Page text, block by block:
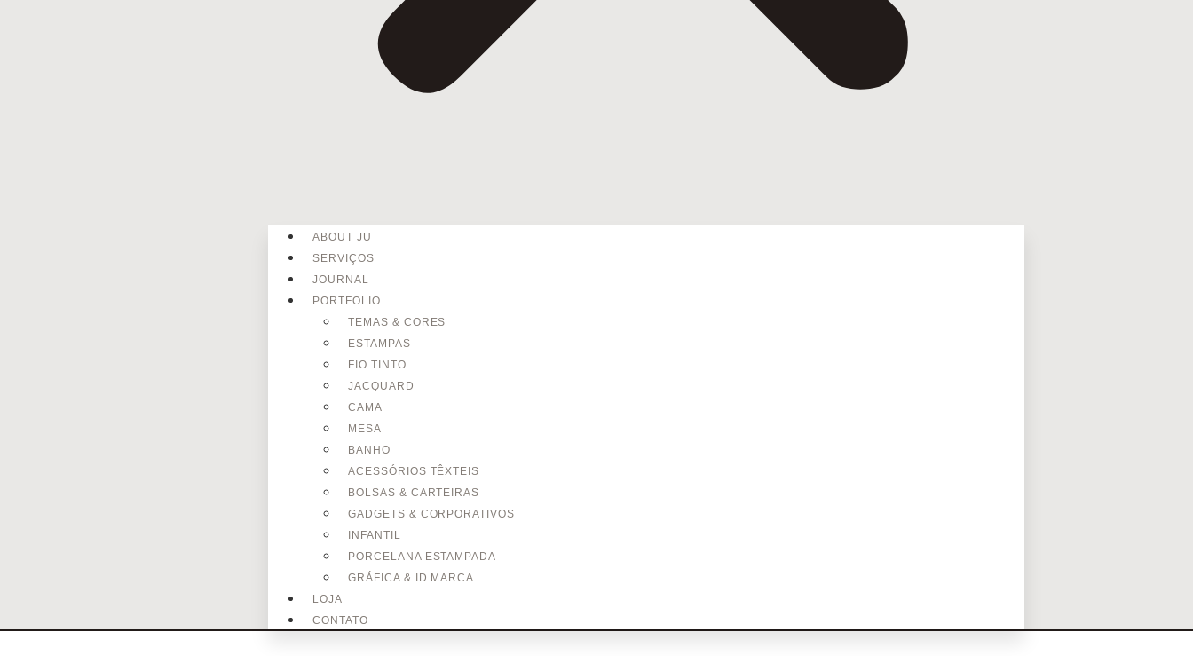
ABOUT JU
SERVIÇOS
JOURNAL
PORTFOLIO
TEMAS & CORES
ESTAMPAS
FIO TINTO
JACQUARD
CAMA
MESA
BANHO
ACESSÓRIOS TÊXTEIS
BOLSAS & CARTEIRAS
GADGETS & CORPORATIVOS
INFANTIL
PORCELANA ESTAMPADA
GRÁFICA & ID MARCA
LOJA
CONTATO